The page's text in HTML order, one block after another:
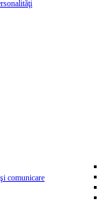
comunicare